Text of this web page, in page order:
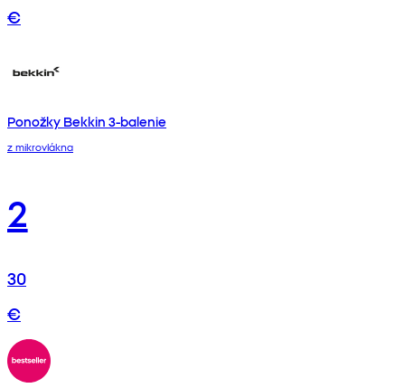
€
Ponožky Bekkin 3-balenie
z mikrovlákna
2
30
€